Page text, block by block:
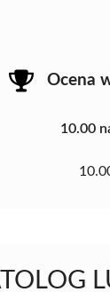
Ocena
10.00